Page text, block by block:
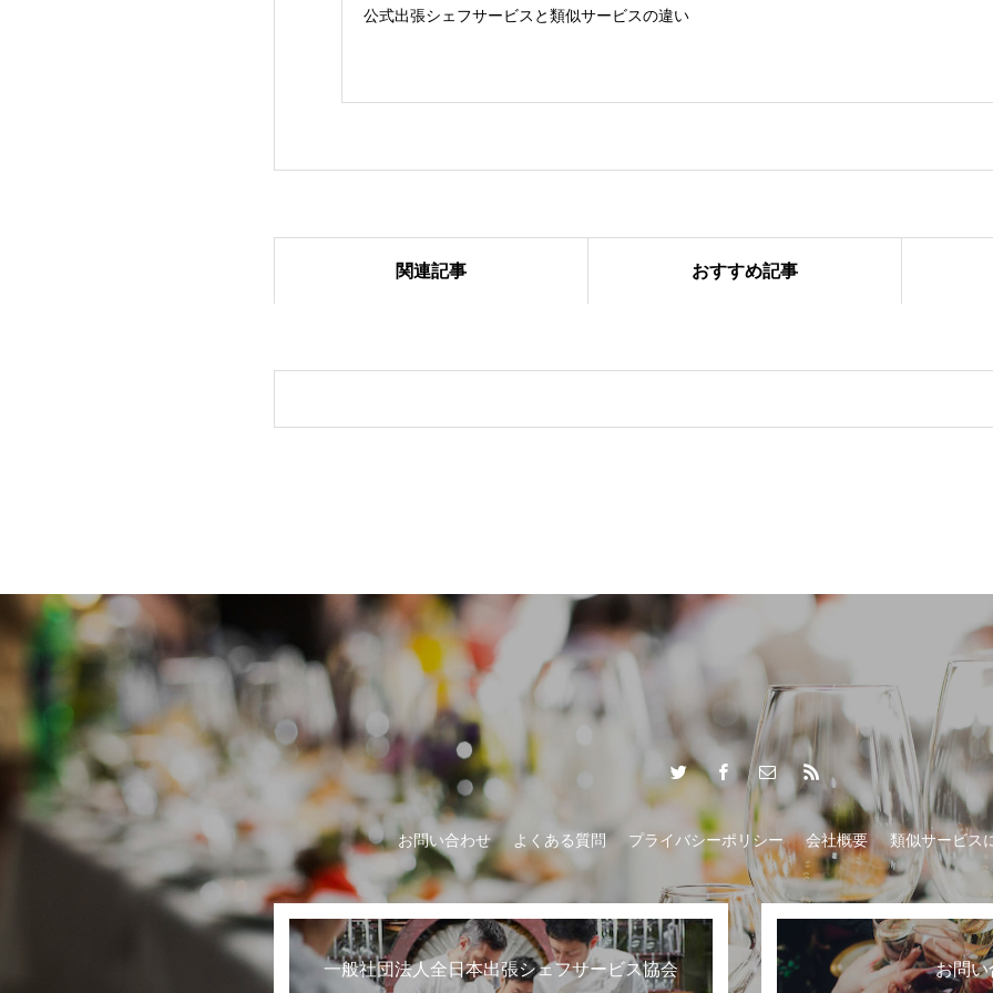
公式出張シェフサービスと類似サービスの違い
世界に誇る日本のおもてなし
関連記事 おすすめ記事
お問い合わせ よくある質問 プライバシーポリシー 会社概要 類似サービス
一般社団法人全日本出張シェフサービス協会 お問い